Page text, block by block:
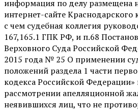
информация по делу размещена
интернет-сайте Краснодарского
с чем судебная коллегия
167,165.1 ГПК РФ, и п.68
Верховного Суда Российской
2015 года № 25 О применении
положений раздела 1 части
кодекса Российской
рассмотрении апелляционной
неявившихся лиц, что не